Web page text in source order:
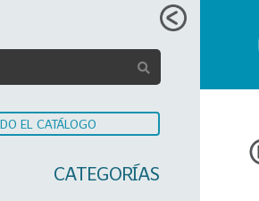
EL CATÁLOGO
CATEGORÍAS